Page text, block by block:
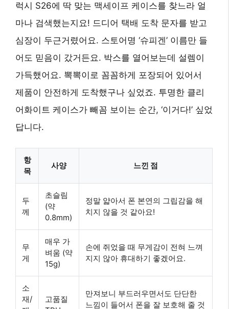
럭시 S26에 딱 맞는 맥세이프 케이스를 찾느라 얼
마나 검색했는지요! 드디어 택배 도착 문자를 받고
심장이 두근거렸어요. 스토어명 ‘슈피겐’ 이름만 들
어도 믿음이 갔거든요. 박스를 열어보는데 설렘이
가득했어요. 뽁뽁이로 꼼꼼하게 포장되어 있어서
제품이 안전하게 도착했구나 싶었죠. 투명한 클리
어화이트 케이스가 빼꼼 보이는 순간, ‘이거다!’ 싶었
답니다.
항
목
사양 느낀 점
두
께
초슬림
(약
0.8mm)
정말 얇아서 폰 본연의 그립감을 해
치지 않을 것 같아요!
무
게
매우 가
벼움 (약
15g)
손에 쥐었을 때 무게감이 전혀 느껴
지지 않아 휴대하기 좋겠어요.
소
재/
고품질
만져보니 부드러우면서도 단단한
느낌이 들어서 폰을 잘 보호해 줄 것